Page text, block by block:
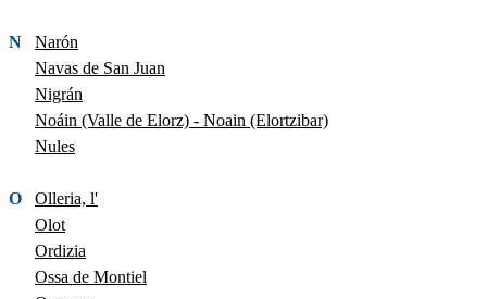
N
Narón
Navas de San Juan
Nigrán
Noáin (Valle de Elorz) - Noain (Elortzibar)
Nules
O
Olleria, l'
Olot
Ordizia
Ossa de Montiel